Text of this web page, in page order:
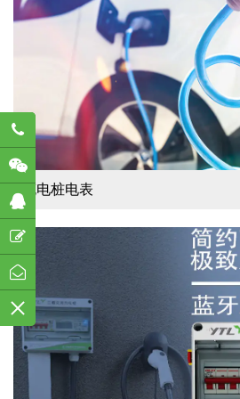
充电桩电表